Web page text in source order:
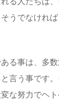
うでなけれ
る事は、多
言う事です
な努力でヘ